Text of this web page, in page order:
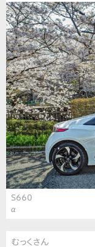
S660
α
むっくさん